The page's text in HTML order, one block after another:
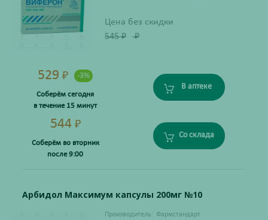
Цена без скидки
545₽ ₽
529 ₽ -3%
Соберём сегодня
в течение 15 минут
В аптеке
544 ₽
Соберём во вторник
после 9:00
Со склада
Арбидол Максимум капсулы 200мг №10
Производитель: Фармстандарт